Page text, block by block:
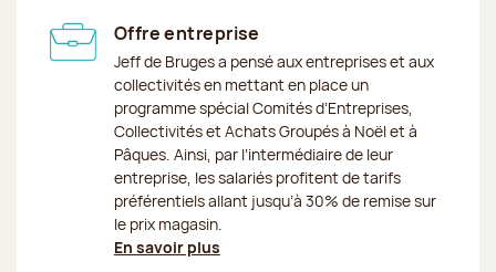
Offre entreprise
Jeff de Bruges a pensé aux entreprises et aux
collectivités en mettant en place un
programme spécial Comités d’Entreprises,
Collectivités et Achats Groupés à Noël et à
Pâques. Ainsi, par l’intermédiaire de leur
entreprise, les salariés profitent de tarifs
préférentiels allant jusqu’à 30% de remise sur
le prix magasin.
En savoir plus